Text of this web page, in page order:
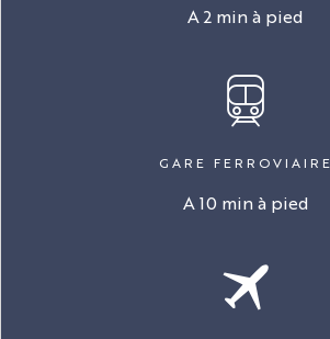
A 2 min à pied
GARE FERROVIAIRE
A 10 min à pied